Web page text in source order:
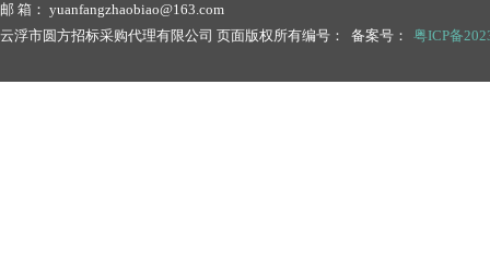
邮 箱： yuanfangzhaobiao@163.com
云浮市圆方招标采购代理有限公司 页面版权所有编号： 备案号：
粤ICP备